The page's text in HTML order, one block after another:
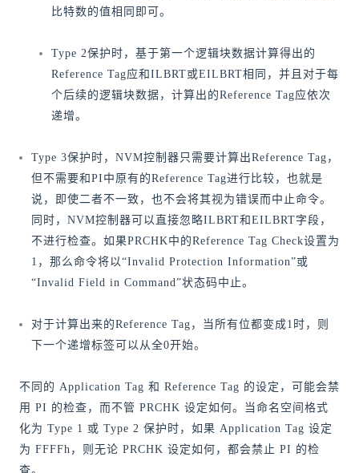
比特数的值相同即可。
Type 2保护时，基于第一个逻辑块数据计算得出的
Reference Tag应和ILBRT或EILBRT相同，并且对于每
个后续的逻辑块数据，计算出的Reference Tag应依次
递增。
Type 3保护时，NVM控制器只需要计算出Reference Tag，
但不需要和PI中原有的Reference Tag进行比较，也就是
说，即使二者不一致，也不会将其视为错误而中止命令。
同时，NVM控制器可以直接忽略ILBRT和EILBRT字段，
不进行检查。如果PRCHK中的Reference Tag Check设置为
1，那么命令将以“Invalid Protection Information”或
“Invalid Field in Command”状态码中止。
对于计算出来的Reference Tag，当所有位都变成1时，则
下一个递增标签可以从全0开始。
不同的 Application Tag 和 Reference Tag 的设定，可能会禁
用 PI 的检查，而不管 PRCHK 设定如何。当命名空间格式
化为 Type 1 或 Type 2 保护时，如果 Application Tag 设定
为 FFFFh，则无论 PRCHK 设定如何，都会禁止 PI 的检
查。